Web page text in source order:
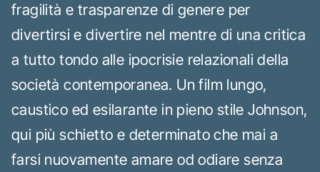
fragilità e trasparenze di genere per
divertirsi e divertire nel mentre di una critica
a tutto tondo alle ipocrisie relazionali della
società contemporanea. Un film lungo,
caustico ed esilarante in pieno stile Johnson,
qui più schietto e determinato che mai a
farsi nuovamente amare od odiare senza